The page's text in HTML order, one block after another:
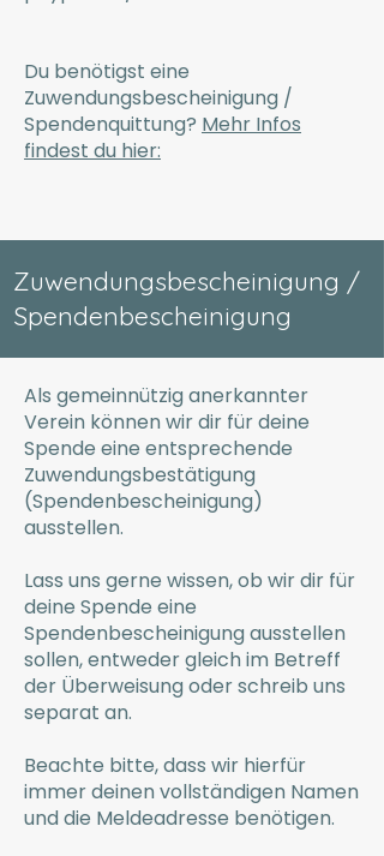
Du benötigst eine
Zuwendungsbescheinigung /
Spendenquittung? Mehr Infos
findest du hier:
Zuwendungsbescheinigung /
Spendenbescheinigung
Als gemeinnützig anerkannter
Verein können wir dir für deine
Spende eine entsprechende
Zuwendungsbestätigung
(Spendenbescheinigung)
ausstellen.
Lass uns gerne wissen, ob wir dir für
deine Spende eine
Spendenbescheinigung ausstellen
sollen, entweder gleich im Betreff
der Überweisung oder schreib uns
separat an.
Beachte bitte, dass wir hierfür
immer deinen vollständigen Namen
und die Meldeadresse benötigen.